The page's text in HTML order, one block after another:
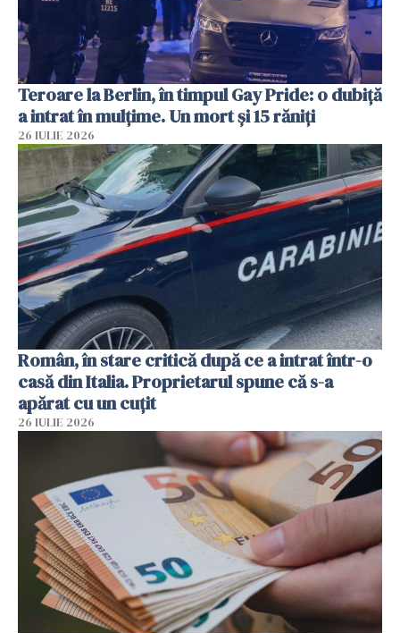
Teroare la Berlin, în timpul Gay Pride: o dubiță
a intrat în mulțime. Un mort și 15 răniți
26 IULIE 2026
Român, în stare critică după ce a intrat într-o
casă din Italia. Proprietarul spune că s-a
apărat cu un cuțit
26 IULIE 2026